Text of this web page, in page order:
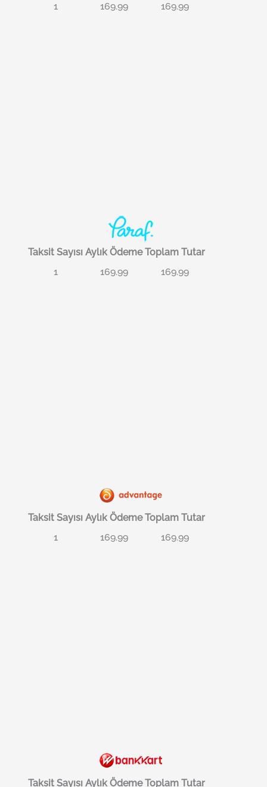
1
169.99 169.99
Taksit Sayısı Aylık Ödeme Toplam Tutar
1
169.99 169.99
Taksit Sayısı Aylık Ödeme Toplam Tutar
1
169.99 169.99
Taksit Sayısı Aylık Ödeme Toplam Tutar